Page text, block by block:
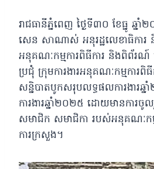
រាជធានីភ្នំពេញ ថ្ងៃទី៣០ ខែធ្នូ ឆ្
សេន សាណាស់ អនុរដ្ឋលេខាធិការ
អនុគណៈកម្មការពិធីការ និងពិព័រណ៍
ប្រជុំ ក្រុមការងារអនុគណៈកម្មការ
សន្និបាតបូកសរុបលទ្ធផលការងារ
ការងារឆ្នាំ២០២៥ ដោយមានកា
សមាជិក សមាជិកា របស់អនុគណៈកម្
ការក្រសួង។